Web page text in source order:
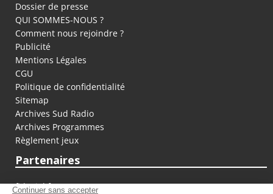
Dossier de presse
QUI SOMMES-NOUS ?
Comment nous rejoindre ?
Publicité
Mentions Légales
CGU
Politique de confidentialité
Sitemap
Archives Sud Radio
Archives Programmes
Règlement jeux
Partenaires
fiducial.fr